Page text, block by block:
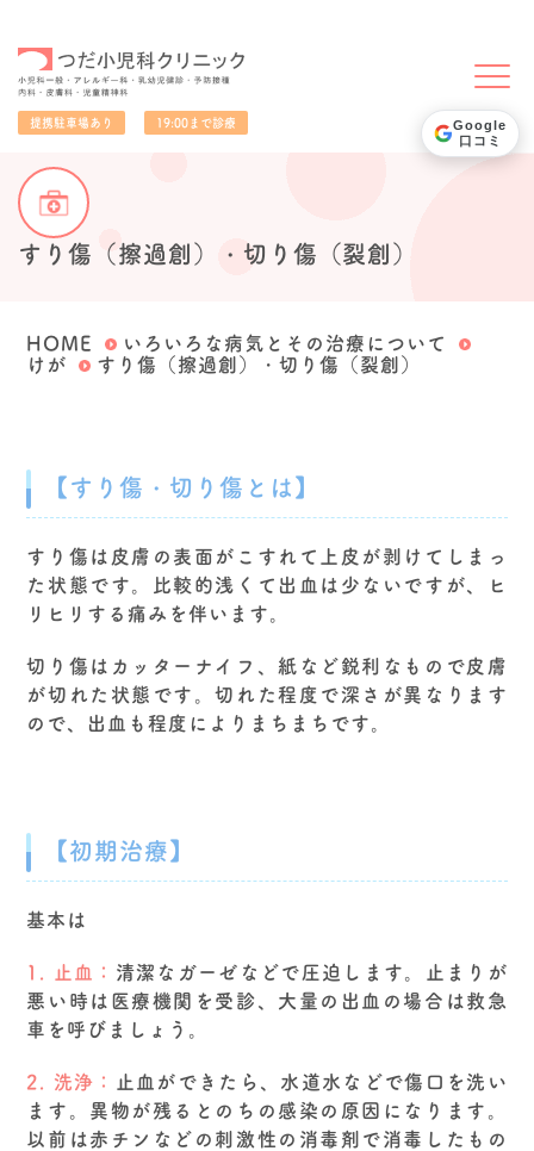
提携駐車場あり 19:00まで診療
すり傷（擦過創）・切り傷（裂創）
HOME
いろいろな病気とその治療について
けが
すり傷（擦過創）・切り傷（裂創）
【すり傷・切り傷とは】
すり傷は皮膚の表面がこすれて上皮が剥けてしまっ
た状態です。比較的浅くて出血は少ないですが、ヒ
リヒリする痛みを伴います。
切り傷はカッターナイフ、紙など鋭利なもので皮膚
が切れた状態です。切れた程度で深さが異なります
ので、出血も程度によりまちまちです。
【初期治療】
基本は
1. 止血： 清潔なガーゼなどで圧迫します。止まりが
悪い時は医療機関を受診、大量の出血の場合は救急
車を呼びましょう。
2. 洗浄：
止血ができたら、水道水などで傷口を洗い
ます。異物が残るとのちの感染の原因になります。
以前は赤チンなどの刺激性の消毒剤で消毒したもの
Google
口コミ